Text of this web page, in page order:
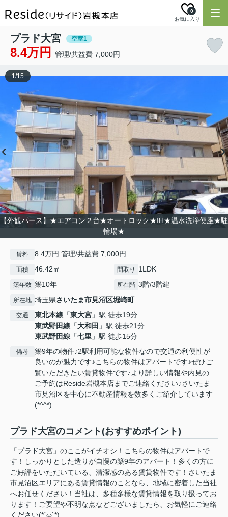
お気に入り
0
プラド大宮 空室1
8.4万円 管理/共益費 7,000円
【外観パース】★エアコン２台★オートロック★IH★温水洗浄便座★駐
輪場★
1/15
賃料 8.4万円 管理/共益費 7,000円
面積 46.42㎡ 間取り 1LDK
築年数 築10年 所在階 3階/3階建
所在地 埼玉県さいたま市見沼区堀崎町
交通 東北本線 「東大宮 」駅 徒歩19分
東武野田線 「大和田 」駅 徒歩21分
東武野田線 「七里 」駅 徒歩15分
備考
築9年の物件♪2駅利用可能な物件なので交通の利便性が
良いのが魅力です♪こちらの物件はアパートです♪ぜひご
覧いただきたい賃貸物件です♪より詳しい情報や内見の
ご予約はReside岩槻本店までご連絡ください♪さいたま
市見沼区を中心に不動産情報を数多くご紹介しています
(*^^*)
プラド大宮のコメント(おすすめポイント)
「プラド大宮」のここがイチオシ！こちらの物件はアパートで
す！しっかりとした造りが自慢の築9年のアパート！多くの方に
ご好評をいただいている、清潔感のある賃貸物件です！さいたま
市見沼区エリアにある賃貸情報のことなら、地域に密着した当社
へお任せください！当社は、多種多様な賃貸情報を取り扱ってお
ります！ご要望や不明な点などございましたら、お気軽にご連絡
ください(*´ω`*)